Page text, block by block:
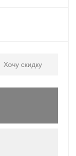
Хочу скидку